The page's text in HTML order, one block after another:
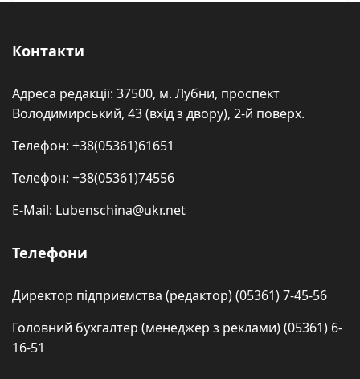
Контакти
Адреса редакції: 37500, м. Лубни, проспект
Володимирський, 43 (вхід з двору), 2-й поверх.
Телефон: +38(05361)61651
Телефон: +38(05361)74556
E-Mail: Lubenschina@ukr.net
Телефони
Директор підприємства (редактор) (05361) 7-45-56
Головний бухгалтер (менеджер з реклами) (05361) 6-
16-51